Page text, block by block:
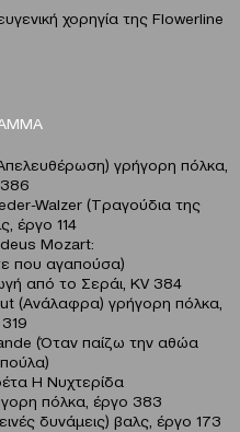
χορηγία της Flowerline
γρήγορη πόλκα,
Walzer (Tραγούδια της
έργο 114
Mozart:
που αγαπούσα)
από το Σεράι, KV 384
(Ανάλαφρα) γρήγορη πόλκα,
(Όταν παίζω την αθώα
Η Νυχτερίδα
πόλκα, έργο 383
δυνάμεις) βαλς, έργο 173